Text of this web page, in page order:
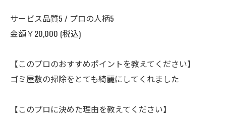
サービス品質5 / プロの人柄5
金額￥20,000 (税込)
【このプロのおすすめポイントを教えてください】
ゴミ屋敷の掃除をとても綺麗にしてくれました
【このプロに決めた理由を教えてください】